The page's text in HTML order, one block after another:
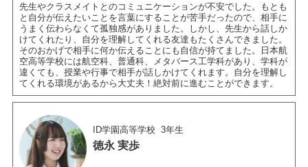
先生やクラスメイトとのコミュニケーションが不安でした。もとも
と自分が伝えたいことを言葉にすることが苦手だったので、相手に
うまく伝わらなくて孤独感がありました。しかし、先生から話しか
けてくれたり、自分を理解してくれる友達もたくさんできました。
そのおかげで相手に何か伝えることにも自信が持てました。日本航
空高等学校には航空科、普通科、メタバース工学科があり、学科が
違くても、授業や行事で相手が話しかけてくれます。自分を理解し
てくれる環境があるから大丈夫！絶対前に進むことができます。
ID学園高等学校 3年生
徳永 実歩